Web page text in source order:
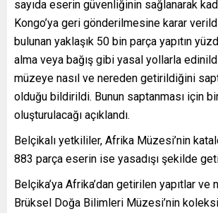
sayıda eserin güvenliğinin sağlanarak
Kongo’ya geri gönderilmesine karar
bulunan yaklaşık 50 bin parça yapıtın
alma veya bağış gibi yasal yollarla
müzeye nasıl ve nereden getirildiğini
olduğu bildirildi. Bunun saptanması için
oluşturulacağı açıklandı.
Belçikalı yetkililer, Afrika Müzesi’nin
883 parça eserin ise yasadışı şekilde
Belçika’ya Afrika’dan getirilen yapıtlar ve
Brüksel Doğa Bilimleri Müzesi’nin